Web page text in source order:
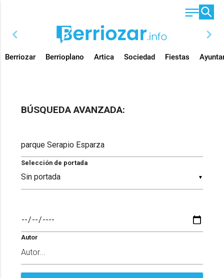
chevron_left chevron_right
Berriozar Berrioplano Artica Sociedad Fiestas
BÚSQUEDA AVANZADA:
▼
Selección de portada
Autor